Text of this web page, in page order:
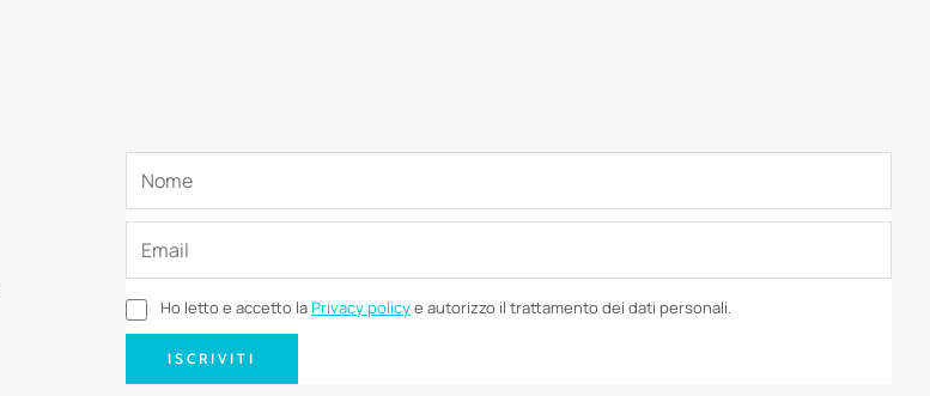
Ho letto e accetto laPrivacy policye autorizzo il trattamento dei dati personali.
ISCRIVITI